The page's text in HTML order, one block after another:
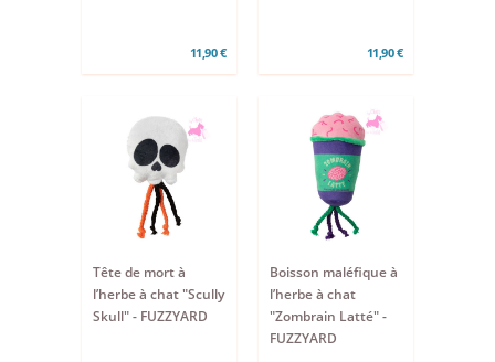
11,90 € 11,90 €
Tête de mort à
l’herbe à chat "Scully
Skull" - FUZZYARD
Boisson maléfique à
l’herbe à chat
"Zombrain Latté" -
FUZZYARD